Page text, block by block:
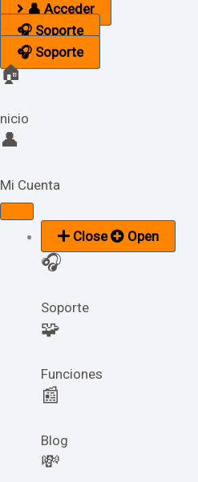
👤 Acceder
🎧 Soporte
🎧 Soporte
🏠
nicio
👤
Mi Cuenta
Close Open
🎧
Soporte
🧩
Funciones
📰
Blog
💸